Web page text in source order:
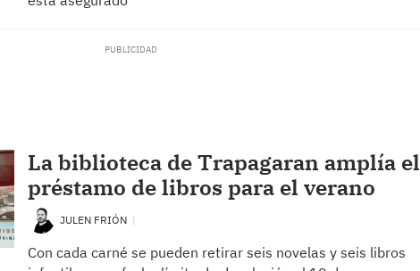
La biblioteca de Trapagaran amplía el
préstamo de libros para el verano
JULEN FRIÓN
Con cada carné se pueden retirar seis novelas y seis libros